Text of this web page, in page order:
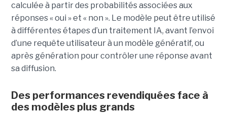
calculée à partir des probabilités associées aux
réponses « oui » et « non ». Le modèle peut être utilisé
à différentes étapes d’un traitement IA, avant l’envoi
d’une requête utilisateur à un modèle génératif, ou
après génération pour contrôler une réponse avant
sa diffusion.
Des performances revendiquées face à
des modèles plus grands